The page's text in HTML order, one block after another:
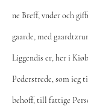
ne Breff, vnder och
gaarde, med
Liggendis er, her i
Pederstrede, som ieg
behoff, till fattige